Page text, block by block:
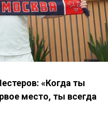
«Когда ты
место, ты всегда